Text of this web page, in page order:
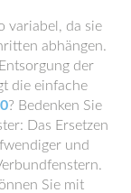
variabel, da sie
abhängen.
der
die einfache
? Bedenken Sie
Das Ersetzen
und
Sie mit